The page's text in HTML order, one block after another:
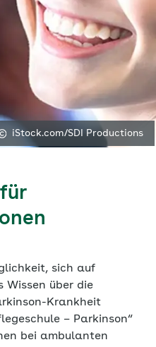
iStock.com/SDI Productions
sich auf
Wissen über die
Krankheit
– Parkinson“
bei ambulanten